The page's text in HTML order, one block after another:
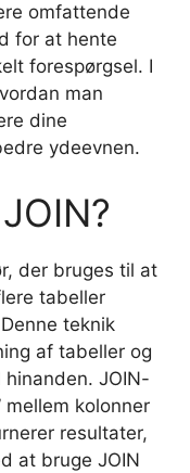
omfattende
for at hente
forespørgsel. I
man
dine
ydeevnen.
der bruges til at
tabeller
teknik
af tabeller og
JOIN-
mellem kolonner
resultater,
at bruge JOIN